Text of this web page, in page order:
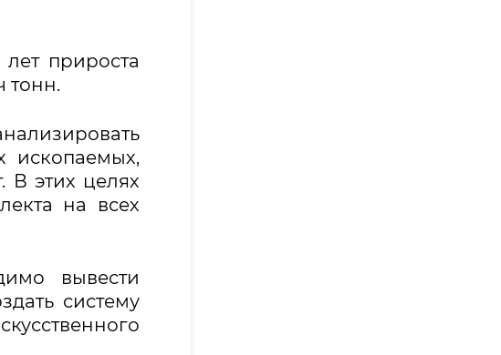
прироста
тонн.
ископаемых,
В этих целях
на всех
вывести
систему